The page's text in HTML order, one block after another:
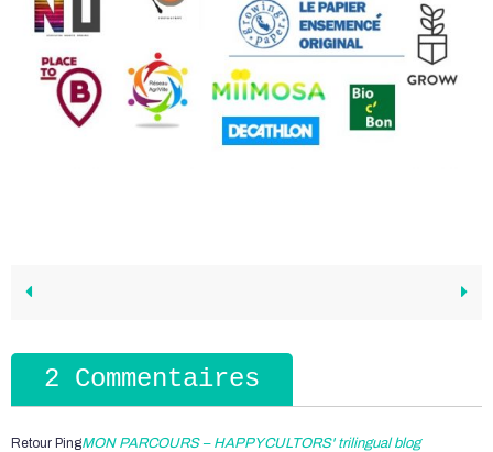
2 Commentaires
Retour PingMON PARCOURS – HAPPYCULTORS' trilingual blog